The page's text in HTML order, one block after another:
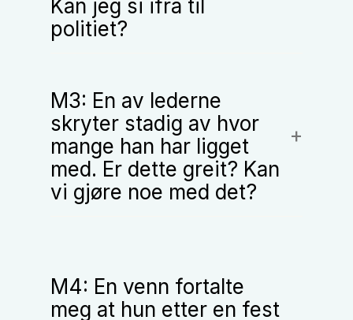
Kan jeg si ifra til
politiet?
M3: En av lederne
skryter stadig av hvor
mange han har ligget
med. Er dette greit? Kan
vi gjøre noe med det?
M4: En venn fortalte
meg at hun etter en fest